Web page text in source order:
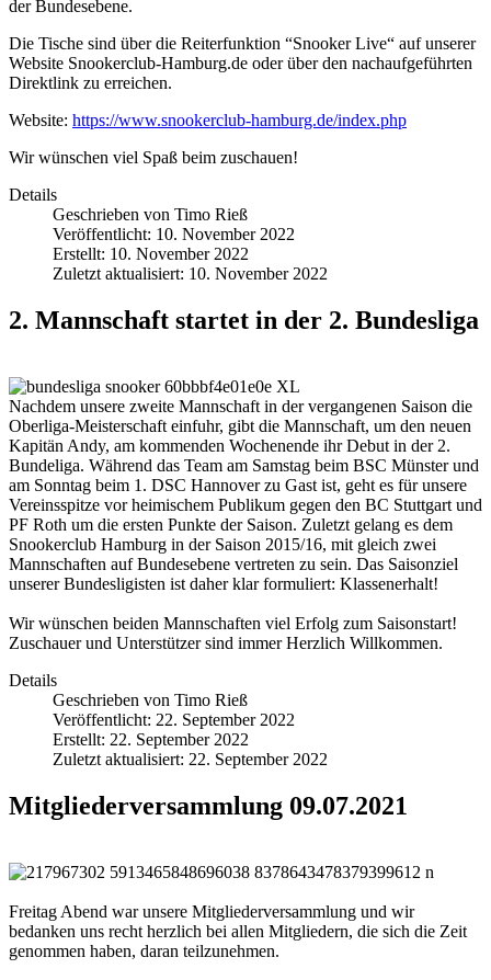
der Bundesebene.
Die Tische sind über die Reiterfunktion “Snooker Live“ auf unserer
Website Snookerclub-Hamburg.de oder über den nachaufgeführten
Direktlink zu erreichen.
Website: https://www.snookerclub-hamburg.de/index.php
Wir wünschen viel Spaß beim zuschauen!
Details
Geschrieben von Timo Rieß
Veröffentlicht: 10. November 2022
Erstellt: 10. November 2022
Zuletzt aktualisiert: 10. November 2022
2. Mannschaft startet in der 2. Bundesliga
Nachdem unsere zweite Mannschaft in der vergangenen Saison die
Oberliga-Meisterschaft einfuhr, gibt die Mannschaft, um den neuen
Kapitän Andy, am kommenden Wochenende ihr Debut in der 2.
Bundeliga. Während das Team am Samstag beim BSC Münster und
am Sonntag beim 1. DSC Hannover zu Gast ist, geht es für unsere
Vereinsspitze vor heimischem Publikum gegen den BC Stuttgart und
PF Roth um die ersten Punkte der Saison. Zuletzt gelang es dem
Snookerclub Hamburg in der Saison 2015/16, mit gleich zwei
Mannschaften auf Bundesebene vertreten zu sein. Das Saisonziel
unserer Bundesligisten ist daher klar formuliert: Klassenerhalt!
Wir wünschen beiden Mannschaften viel Erfolg zum Saisonstart!
Zuschauer und Unterstützer sind immer Herzlich Willkommen.
Details
Geschrieben von Timo Rieß
Veröffentlicht: 22. September 2022
Erstellt: 22. September 2022
Zuletzt aktualisiert: 22. September 2022
Mitgliederversammlung 09.07.2021
Freitag Abend war unsere Mitgliederversammlung und wir
bedanken uns recht herzlich bei allen Mitgliedern, die sich die Zeit
genommen haben, daran teilzunehmen.